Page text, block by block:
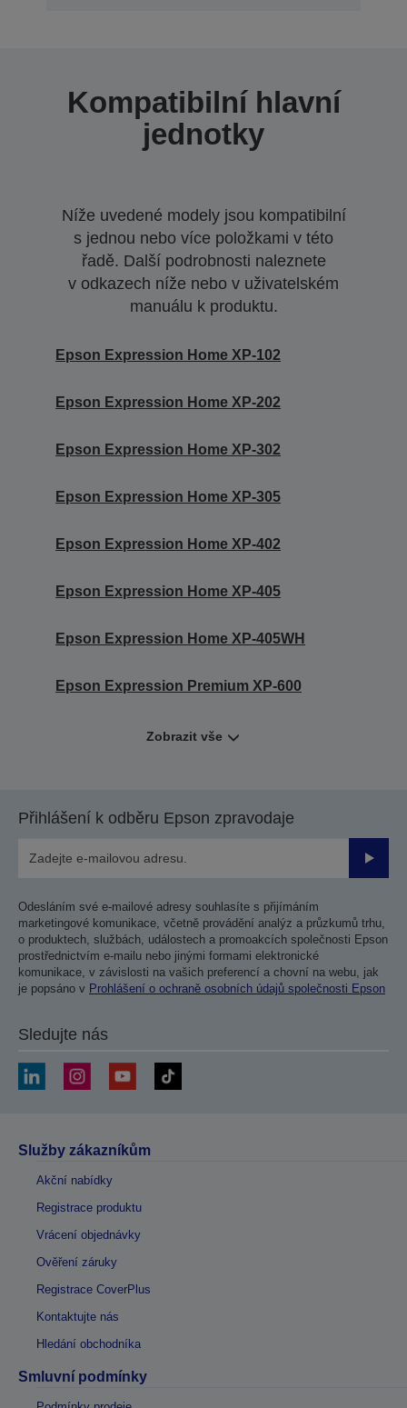
Kompatibilní hlavní
jednotky
Níže uvedené modely jsou kompatibilní
s jednou nebo více položkami v této
řadě. Další podrobnosti naleznete
v odkazech níže nebo v uživatelském
manuálu k produktu.
Epson Expression Home XP-102
Epson Expression Home XP-202
Epson Expression Home XP-302
Epson Expression Home XP-305
Epson Expression Home XP-402
Epson Expression Home XP-405
Epson Expression Home XP-405WH
Epson Expression Premium XP-600
Zobrazit vše
Přihlášení k odběru Epson zpravodaje
Odesláním své e-mailové adresy souhlasíte s přijímáním
marketingové komunikace, včetně provádění analýz a průzkumů trhu,
o produktech, službách, událostech a promoakcích společnosti Epson
prostřednictvím e-mailu nebo jinými formami elektronické
komunikace, v závislosti na vašich preferencí a chovní na webu, jak
je popsáno v Prohlášení o ochraně osobních údajů společnosti Epson
Sledujte nás
Služby zákazníkům
Akční nabídky
Registrace produktu
Vrácení objednávky
Ověření záruky
Registrace CoverPlus
Kontaktujte nás
Hledání obchodníka
Smluvní podmínky